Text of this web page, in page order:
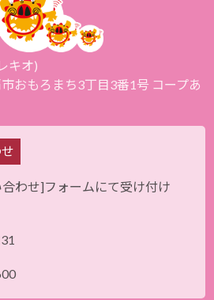
キオ)
おもろまち3丁目3番1号 コープあ
わせ]フォームにて受け付け